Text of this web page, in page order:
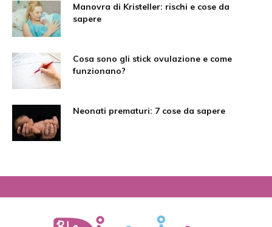
Manovra di Kristeller: rischi e cose da
sapere
Cosa sono gli stick ovulazione e come
funzionano?
Neonati prematuri: 7 cose da sapere